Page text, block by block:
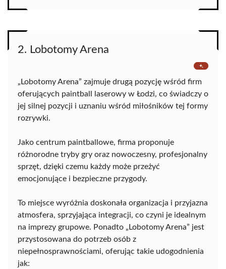
2. Lobotomy Arena
„Lobotomy Arena” zajmuje drugą pozycję wśród firm
oferujących paintball laserowy w Łodzi, co świadczy o
jej silnej pozycji i uznaniu wśród miłośników tej formy
rozrywki.
Jako centrum paintballowe, firma proponuje
różnorodne tryby gry oraz nowoczesny, profesjonalny
sprzęt, dzięki czemu każdy może przeżyć
emocjonujące i bezpieczne przygody.
To miejsce wyróżnia doskonała organizacja i przyjazna
atmosfera, sprzyjająca integracji, co czyni je idealnym
na imprezy grupowe. Ponadto „Lobotomy Arena” jest
przystosowana do potrzeb osób z
niepełnosprawnościami, oferując takie udogodnienia
jak: